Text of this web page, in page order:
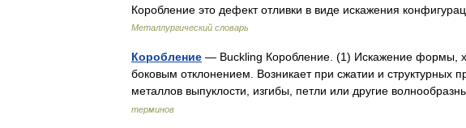
Коробление это дефект отливки в виде искажения
Металлургический словарь
Коробление — Buckling Коробление. (1) Искажение формы,
боковым отклонением. Возникает при сжатии и
металлов выпуклости, изгибы, петли или другие
терминов